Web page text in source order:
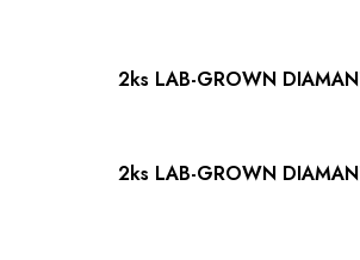
2ks LAB-GROWN
2ks LAB-GROWN